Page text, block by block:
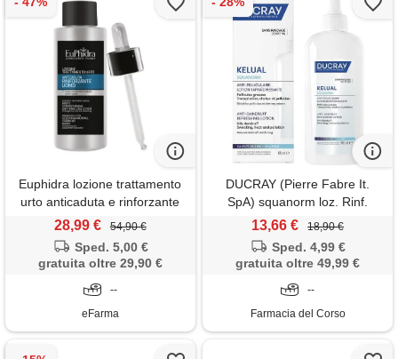
Euphidra lozione trattamento
urto anticaduta e rinforzante
uomo 200 ml
28,99 € 54,90 €
Sped. 5,00 €
gratuita oltre 29,90 €
--
eFarma
DUCRAY (Pierre Fabre It.
SpA) squanorm loz. Rinf.
200ml
13,66 € 18,90 €
Sped. 4,99 €
gratuita oltre 49,99 €
--
Farmacia del Corso